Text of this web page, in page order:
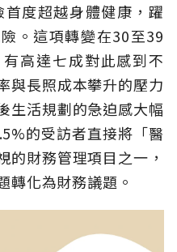
度超越身體健康，躍
。這項轉變在30至39
高達七成對此感到不
與長照成本攀升的壓力
生活規劃的急迫感大幅
的受訪者直接將「醫
的財務管理項目之一，
轉化為財務議題。